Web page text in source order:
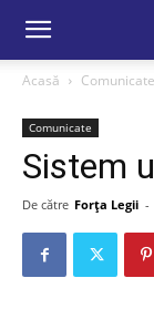
Acasă Comunicate
Comunicate
Sistem
De către Forța Legii -